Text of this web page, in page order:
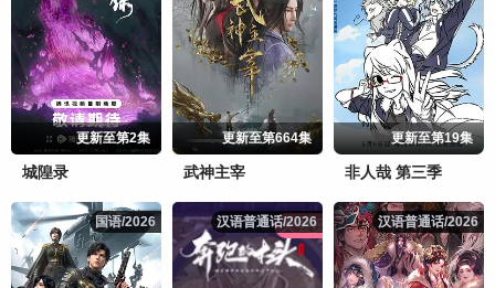
更新至第2集
城隍录
更新至第664集
武神主宰
更新至第19集
非人哉 第三季
国语/2026
国语/2026 汉语普通话/2026
汉语普通话/2026 汉语普通话/2026
汉语普通话/2026